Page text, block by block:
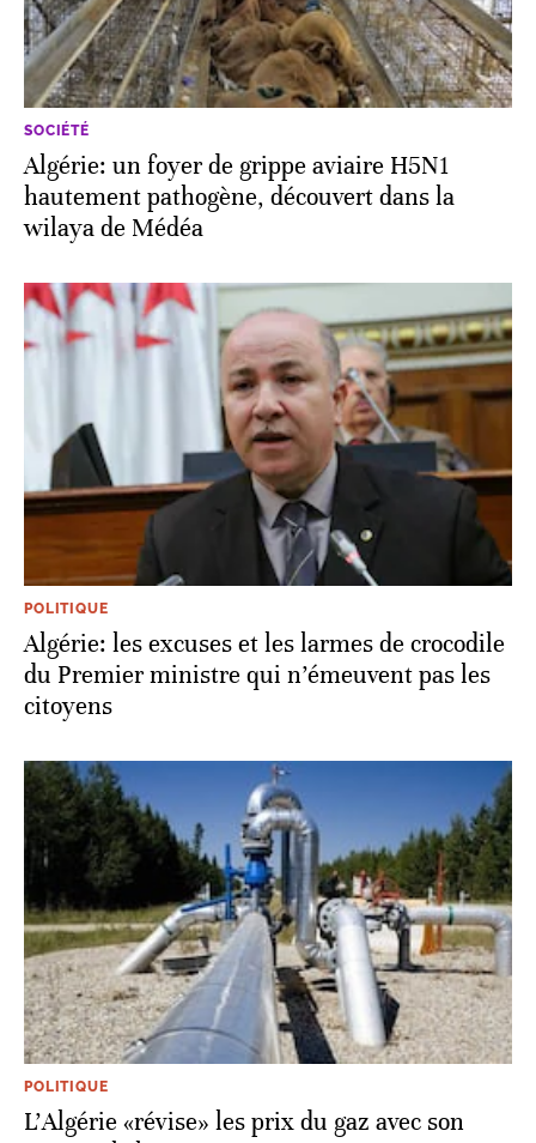
SOCIÉTÉ
Algérie: un foyer de grippe aviaire H5N1
hautement pathogène, découvert dans la
wilaya de Médéa
POLITIQUE
Algérie: les excuses et les larmes de crocodile
du Premier ministre qui n’émeuvent pas les
citoyens
POLITIQUE
L'Algérie «révise» les prix du gaz avec son